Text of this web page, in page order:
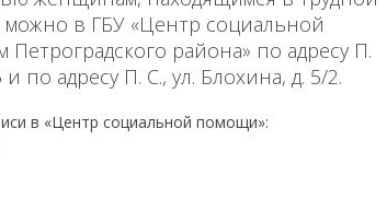
в ГБУ «Центр социальной
района» по адресу П.
и по адресу П. С., ул. Блохина, д. 5/2.
в «Центр социальной помощи»: